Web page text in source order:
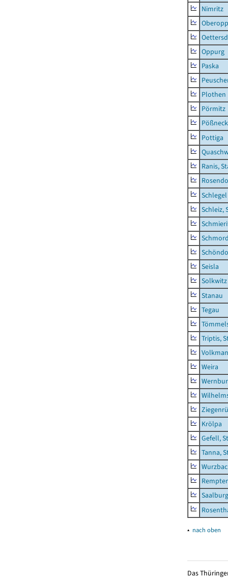
Nimritz
Oppurg
Paska
Plothen
Pörmitz
Pottiga
Ranis,
Schlegel
Schleiz,
Seisla
Solkwitz
Stanau
Tegau
Triptis,
Weira
Krölpa
Gefell,
Tanna,
▴ nach oben
Das